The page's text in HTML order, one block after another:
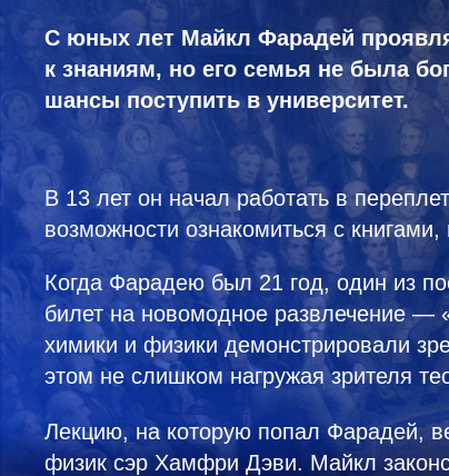
С юных лет Майкл Фарадей
к знаниям, но его семья не была
шансы поступить в университет.
В 13 лет он начал работать в
возможности ознакомиться с
Когда Фарадею был 21 год, один из
билет на новомодное развлечение —
химики и физики демонстрировали
этом не слишком нагружая зрителя
Лекцию, на которую попал Фарадей,
физик сэр Хамфри Дэви. Майкл